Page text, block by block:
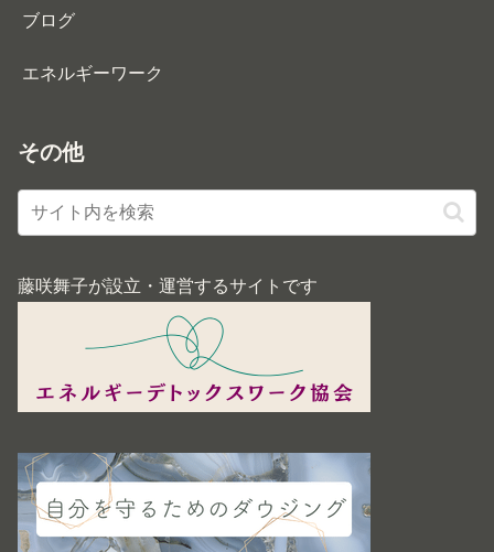
ブログ
エネルギーワーク
その他
藤咲舞子が設立・運営するサイトです